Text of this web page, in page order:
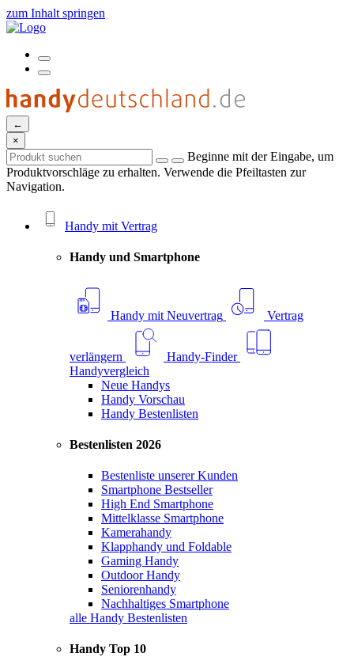
zum Inhalt springen
←
×
Beginne mit der Eingabe, um
Produktvorschläge zu erhalten. Verwende die Pfeiltasten zur
Navigation.
Handy mit Vertrag
Handy und Smartphone
Handy mit Neuvertrag Vertrag
verlängern
Handy-Finder
Handyvergleich
Neue Handys
Handy Vorschau
Handy Bestenlisten
Bestenlisten 2026
Bestenliste unserer Kunden
Smartphone Bestseller
High End Smartphone
Mittelklasse Smartphone
Kamerahandy
Klapphandy und Foldable
Gaming Handy
Outdoor Handy
Seniorenhandy
Nachhaltiges Smartphone
alle Handy Bestenlisten
Handy Top 10